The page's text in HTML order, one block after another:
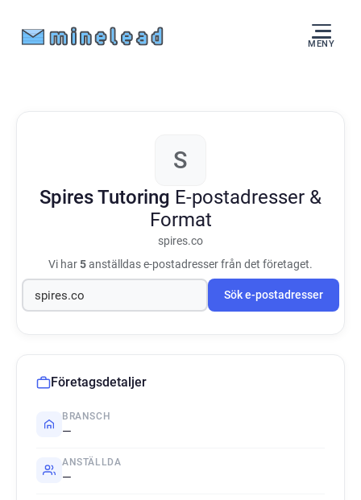
MENY
S
Spires Tutoring E-postadresser &
Format
spires.co
Vi har5anställdas e-postadresser från det företaget.
Sök e-postadresser
Företagsdetaljer
BRANSCH
—
ANSTÄLLDA
—